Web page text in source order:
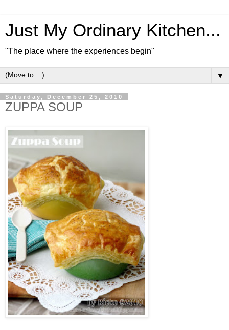
Just My Ordinary Kitchen...
"The place where the experiences begin"
▼
Saturday, December 25, 2010
ZUPPA SOUP